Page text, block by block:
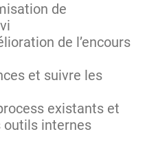
de
de l’encours
et suivre les
existants et
outils internes